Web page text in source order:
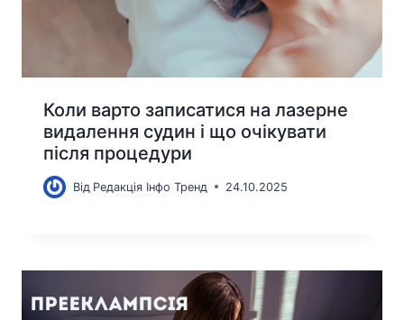
Коли варто записатися на лазерне
видалення судин і що очікувати
після процедури
Від Редакція Інфо Тренд 24.10.2025